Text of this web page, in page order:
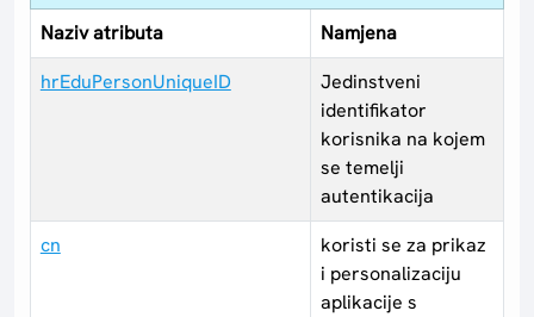
Naziv atributa
Namjena
hrEduPersonUniqueID
Jedinstveni
identifikator
korisnika na kojem
se temelji
autentikacija
cn
koristi se za prikaz
i personalizaciju
aplikacije s